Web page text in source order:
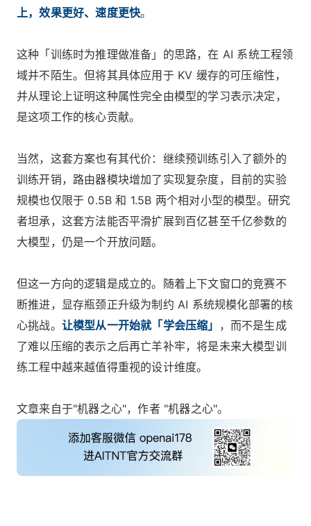
上，效果更好、速度更快。
这种「训练时为推理做准备」的思路，在 AI 系统工程领
域并不陌生。但将其具体应用于 KV 缓存的可压缩性，
并从理论上证明这种属性完全由模型的学习表示决定，
是这项工作的核心贡献。
当然，这套方案也有其代价：继续预训练引入了额外的
训练开销，路由器模块增加了实现复杂度，目前的实验
规模也仅限于 0.5B 和 1.5B 两个相对小型的模型。研究
者坦承，这套方法能否平滑扩展到百亿甚至千亿参数的
大模型，仍是一个开放问题。
但这一方向的逻辑是成立的。随着上下文窗口的竞赛不
断推进，显存瓶颈正升级为制约 AI 系统规模化部署的核
心挑战。 让模型从一开始就「学会压缩」 ，而不是生成
了难以压缩的表示之后再亡羊补牢，将是未来大模型训
练工程中越来越值得重视的设计维度。
文章来自于"机器之心"，作者 "机器之心"。